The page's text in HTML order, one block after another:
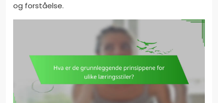
og forståelse.